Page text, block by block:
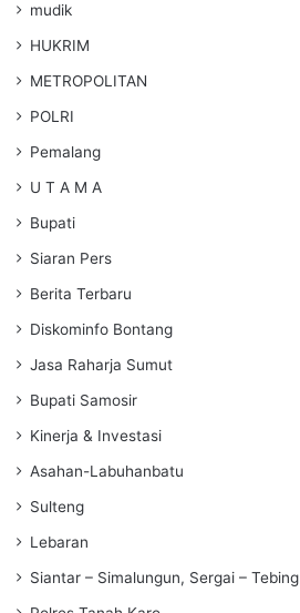
mudik
HUKRIM
METROPOLITAN
POLRI
Pemalang
U T A M A
Bupati
Siaran Pers
Berita Terbaru
Diskominfo Bontang
Jasa Raharja Sumut
Bupati Samosir
Kinerja & Investasi
Asahan-Labuhanbatu
Sulteng
Lebaran
Siantar – Simalungun, Sergai – Tebing